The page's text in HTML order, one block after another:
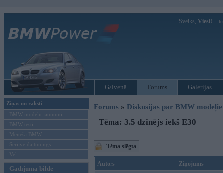
Sveiks, Viesi!
Galvenā Forums Galerijas
Ziņas un raksti
BMW modeļu jaunumi
BMW testi
Mēneša BMW
Sērijveida tūnings
Vel...
Gadījuma bilde
Forums » Diskusijas par BMW
Tēma: 3.5 dzinējs iekš E30
Tēma slēgta
Autors Ziņojums